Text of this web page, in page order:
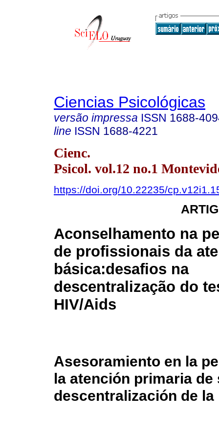
Ciencias Psicológicas
versão impressa ISSN 1688-
line ISSN 1688-4221
Cienc.
Psicol. vol.12 no.1
https://doi.org/10.22235/
Aconselhamento na
de profissionais da
básica:desafios na
descentralização do
HIV/Aids
Asesoramiento en la
la atención primaria de
descentralización de la